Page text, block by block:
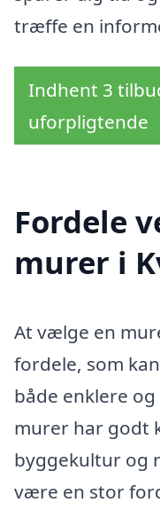
træffe en
Indhent 3
uforpligtende
Fordele
murer i
At vælge en
fordele, som
både enklere
murer har godt
byggekultur og
være en stor